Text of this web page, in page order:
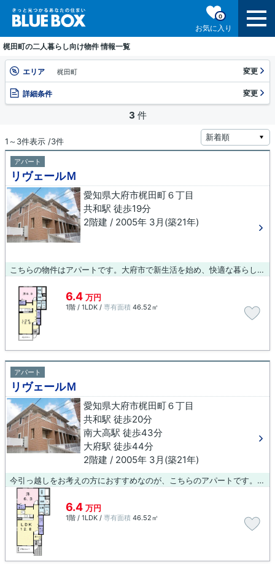
お気に入り
0
梶田町の二人暮らし向け物件 情報一覧
エリア 梶田町 変更
詳細条件 変更
3 件
1～3件表示 /3件
アパート
リヴェールＭ
愛知県大府市梶田町６丁目
共和駅 徒歩19分
2階建 / 2005年 3月(築21年)
こちらの物件はアパートです。大府市で新生活を始め、快適な暮らしをしたいとお考えの方は、ぜひ当社にお任せ下さい。様々な条件に適した物件を取り揃えているので、きっと希望する物件が見つかるはずです。
6.4 万円
1階 / 1LDK / 専有面積 46.52㎡
アパート
リヴェールＭ
愛知県大府市梶田町６丁目
共和駅 徒歩20分
南大高駅 徒歩43分
大府駅 徒歩44分
2階建 / 2005年 3月(築21年)
今引っ越しをお考えの方におすすめなのが、こちらのアパートです。大府市エリアや共和付近の物件をお探しなら、ぜひお任せください。当社でなら、お客様が求める条件のお部屋がきっと見つかるでしょう。
6.4 万円
1階 / 1LDK / 専有面積 46.52㎡